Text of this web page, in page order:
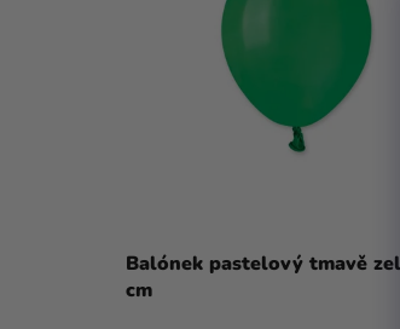
Balónek pastelový tmavě
cm